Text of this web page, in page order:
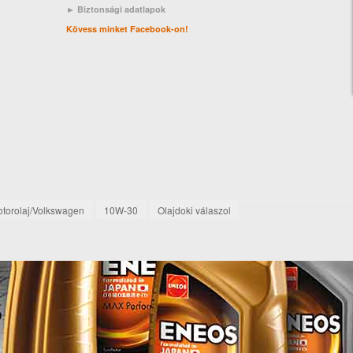
► Biztonsági adatlapok
Kövess minket Facebook-on!
Volkswagen 10W-30
Olajdoki válaszol